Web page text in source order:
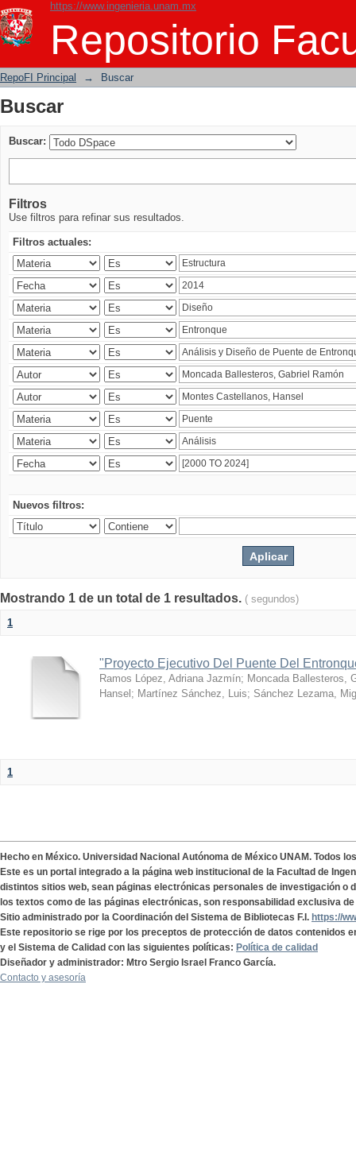
https://www.ingenieria.unam.mx
Repositorio
Buscar
RepoFI Principal → Buscar
Buscar
Buscar:
Filtros
Use filtros para refinar sus resultados.
Filtros actuales:
Nuevos filtros:
Mostrando 1 de un total de 1 resultados. ( segundos)
1
"Proyecto Ejecutivo Del Puente Del
Ramos López, Adriana Jazmín; Moncada Ballesteros,
Hansel ; Martínez Sánchez, Luis; Sánchez Lezama,
1
Hecho en México. Universidad Nacional Autónoma de México UNAM. Todos
Este es un portal integrado a la página web institucional de la Facultad de
distintos sitios web, sean páginas electrónicas personales de investigación o
los textos como de las páginas electrónicas, son responsabilidad exclusiva
Sitio administrado por la Coordinación del Sistema de Bibliotecas F.I. https://
Este repositorio se rige por los preceptos de protección de datos contenidos
y el Sistema de Calidad con las siguientes políticas: Política de calidad
Diseñador y administrador: Mtro Sergio Israel Franco García.
Contacto y asesoría